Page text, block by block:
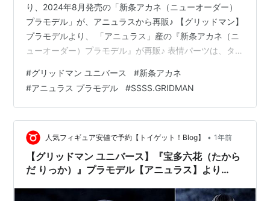
り、2024年8月発売の「新条アカネ（ニューオーダー）
プラモデル」が、アニュラスから再販♪ 【グリッドマン】
プラモデルより、 「アニュラス」産の『新条アカネ（ニ
ューオーダー）プラモデル』が再販♪ 表情パーツは、タン
は、 ノンスケールの全高：約15cm。 原型制作は「ヨコ
シマ」。 （※敬称略） 【再販】グリッドマン ユニバース
『新条アカネ（ニューオーダー）』可動プラスチックモ
デルキットは、アニュラスより2025年08月発売の予定で
す♪ 【Amazon】グリッドマン ユニバース『宝多…
#グリッドマン ユニバース #新条アカネ
#アニュラス プラモデル #SSSS.GRIDMAN
人気フィギュア安値で予約【トイゲット！Blog】 • 1年前
【グリッドマン ユニバース】『宝多六花（たから
だ りっか）』プラモデル【アニュラス】より